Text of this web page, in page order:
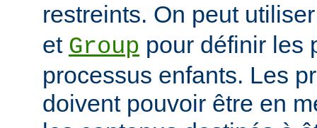
restreints. On peut
et Group pour définir les
processus enfants. Les
doivent pouvoir être en